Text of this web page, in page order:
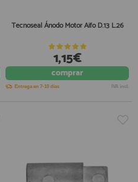
Tecnoseal Ánodo Motor Aifo D.13 L.26
1,15€
comprar
Entrega en 7-10 días IVA incl.